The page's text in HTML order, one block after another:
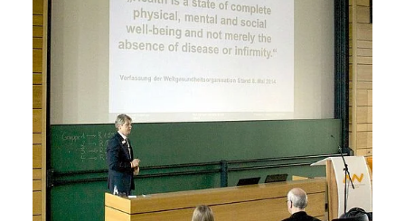
Performance
Zweck:
Für performante Seitenauslieferung wird in diesem Cookie
gespeichert, ob man eingeloggt ist.